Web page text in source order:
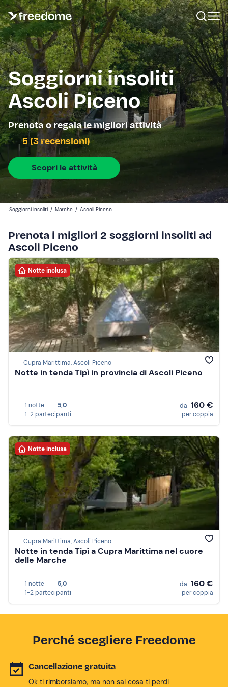
Soggiorni insoliti
Ascoli Piceno
Prenota o regala le migliori attività
5 (3 recensioni)
Scopri le attività
Soggiorni insoliti / Marche / Ascoli Piceno
Prenota i migliori 2 soggiorni insoliti ad
Ascoli Piceno
Notte inclusa
Cupra Marittima, Ascoli Piceno
Notte in tenda Tipì in provincia di Ascoli Piceno
1 notte
5,0
1-2 partecipanti
da 160 €
per coppia
Notte inclusa
Cupra Marittima, Ascoli Piceno
Notte in tenda Tipì a Cupra Marittima nel cuore
delle Marche
1 notte
5,0
1-2 partecipanti
da 160 €
per coppia
Perché scegliere Freedome
Cancellazione gratuita
Ok ti rimborsiamo, ma non sai cosa ti perdi